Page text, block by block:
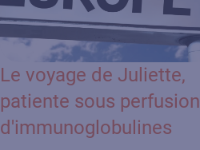
Le voyage de Juliette,
patiente sous perfusion
d'immunoglobulines